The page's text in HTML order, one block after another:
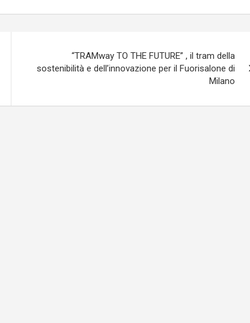
“TRAMway TO THE FUTURE” , il tram della
sostenibilità e dell’innovazione per il Fuorisalone di
Milano